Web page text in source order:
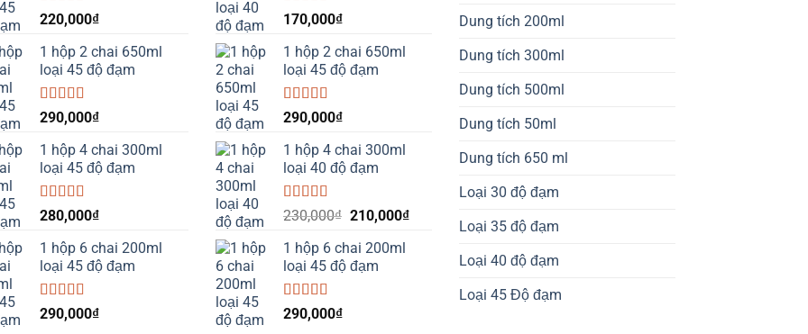
Được
hạng
3.505
sao
220,000₫
1 hộp 2 chai 650ml
loại 45 độ đạm
Được xếp
hạng
sao
290,000₫
1 hộp 4 chai 300ml
loại 45 độ đạm
Được
hạng
3.505
sao
280,000₫
1 hộp 6 chai 200ml
loại 45 độ đạm
Được xếp
hạng
290,000₫
Được xếp
hạng
sao
170,000₫
1 hộp 2 chai 650ml
loại 45 độ đạm
Được xếp
hạng
sao
290,000₫
1 hộp 4 chai 300ml
loại 40 độ đạm
Được xếp
hạng
5 sao
230,000₫ Giá
là:
230,000₫.
210,000₫Giá
210,000₫.
1 hộp 6 chai 200ml
loại 45 độ đạm
Được xếp
hạng
290,000₫
Dung tích 200ml
Dung tích 300ml
Dung tích 500ml
Dung tích 50ml
Dung tích 650 ml
Loại 30 độ đạm
Loại 35 độ đạm
Loại 40 độ đạm
Loại 45 Độ đạm